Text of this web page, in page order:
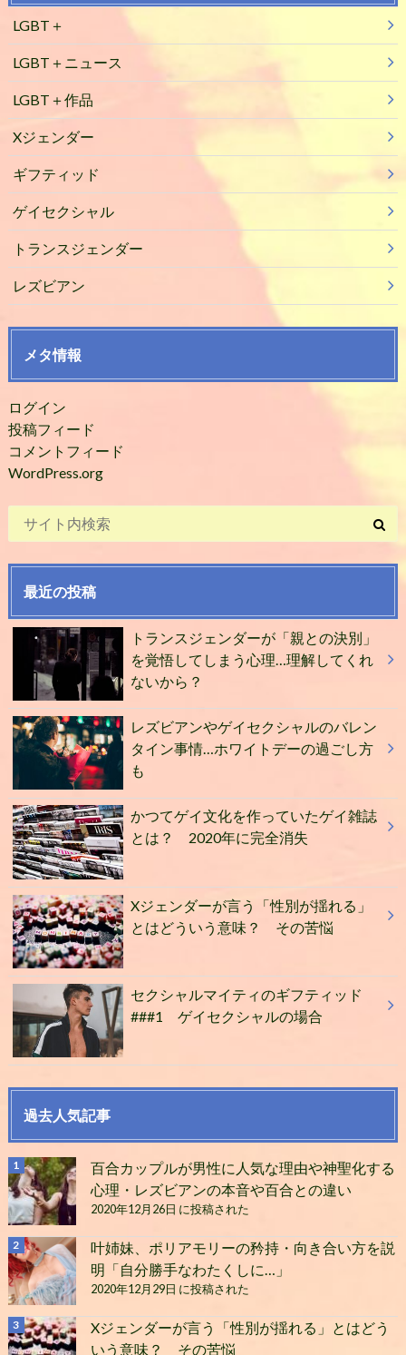
LGBT＋
LGBT＋ニュース
LGBT＋作品
Xジェンダー
ギフティッド
ゲイセクシャル
トランスジェンダー
レズビアン
メタ情報
ログイン
投稿フィード
コメントフィード
WordPress.org
最近の投稿
トランスジェンダーが「親との決別」
を覚悟してしまう心理…理解してくれ
ないから？
レズビアンやゲイセクシャルのバレン
タイン事情…ホワイトデーの過ごし方
も
かつてゲイ文化を作っていたゲイ雑誌
とは？ 2020年に完全消失
Xジェンダーが言う「性別が揺れる」
とはどういう意味？ その苦悩
セクシャルマイティのギフティッド
###1 ゲイセクシャルの場合
過去人気記事
百合カップルが男性に人気な理由や神聖化する
心理・レズビアンの本音や百合との違い
2020年12月26日 に投稿された
叶姉妹、ポリアモリーの矜持・向き合い方を説
明「自分勝手なわたくしに…」
2020年12月29日 に投稿された
Xジェンダーが言う「性別が揺れる」とはどう
いう意味？ その苦悩